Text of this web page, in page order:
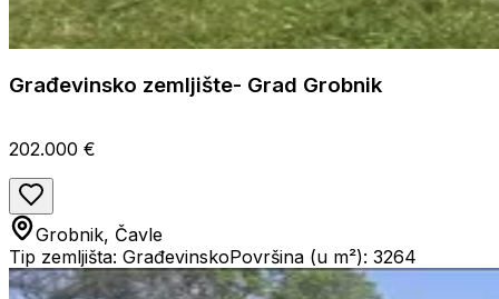
Građevinsko zemljište- Grad Grobnik
202.000 €
Grobnik, Čavle
Tip zemljišta: GrađevinskoPovršina (u m²): 3264